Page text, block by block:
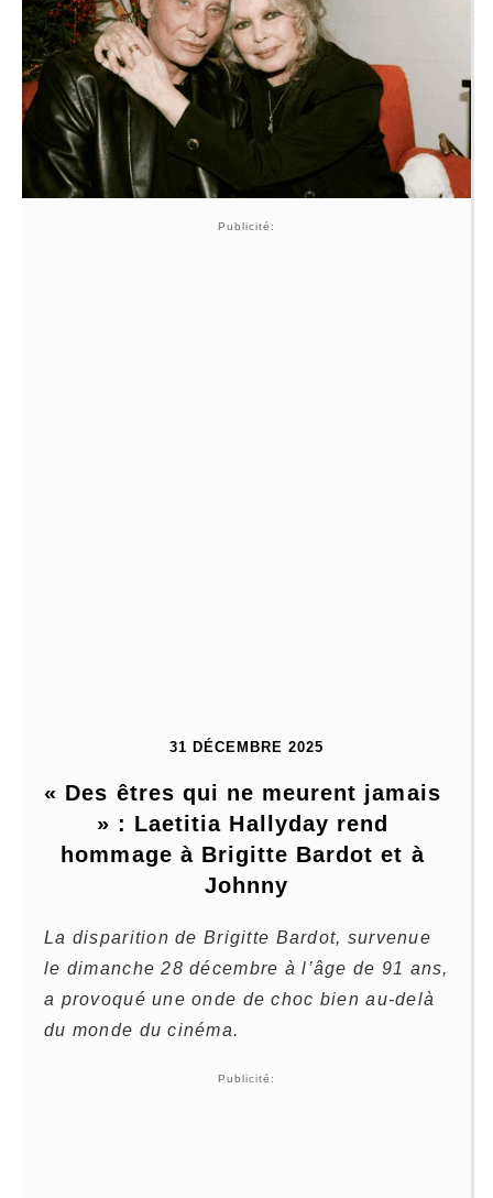
Publicité:
31 DÉCEMBRE 2025
« Des êtres qui ne meurent jamais
» : Laetitia Hallyday rend
hommage à Brigitte Bardot et à
Johnny
La disparition de Brigitte Bardot, survenue
le dimanche 28 décembre à l’âge de 91 ans,
a provoqué une onde de choc bien au-delà
du monde du cinéma.
Publicité: